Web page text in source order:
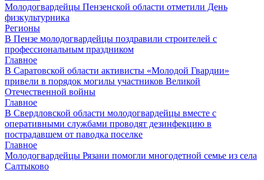
Молодогвардейцы Пензенской области отметили День
физкультурника
Регионы
В Пензе молодогвардейцы поздравили строителей с
профессиональным праздником
Главное
В Саратовской области активисты «Молодой Гвардии»
привели в порядок могилы участников Великой
Отечественной войны
Главное
В Свердловской области молодогвардейцы вместе с
оперативными службами проводят дезинфекцию в
пострадавшем от паводка поселке
Главное
Молодогвардейцы Рязани помогли многодетной семье из села
Салтыково